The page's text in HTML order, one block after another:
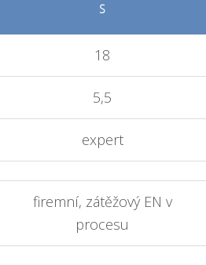
S
18
5,5
expert
firemní, zátěžový EN v
procesu